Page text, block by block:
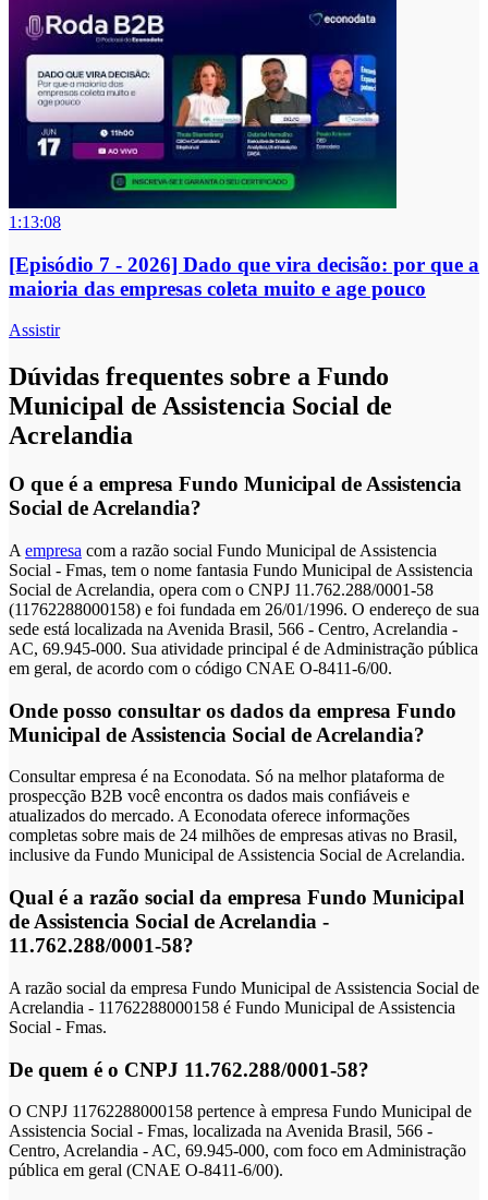
1:13:08
[Episódio 7 - 2026] Dado que vira decisão: por que a
maioria das empresas coleta muito e age pouco
Assistir
Dúvidas frequentes sobre a Fundo
Municipal de Assistencia Social de
Acrelandia
O que é a empresa Fundo Municipal de Assistencia
Social de Acrelandia?
A empresa com a razão social Fundo Municipal de Assistencia
Social - Fmas, tem o nome fantasia Fundo Municipal de Assistencia
Social de Acrelandia, opera com o CNPJ 11.762.288/0001-58
(11762288000158) e foi fundada em 26/01/1996. O endereço de sua
sede está localizada na Avenida Brasil, 566 - Centro, Acrelandia -
AC, 69.945-000. Sua atividade principal é de Administração pública
em geral, de acordo com o código CNAE O-8411-6/00.
Onde posso consultar os dados da empresa Fundo
Municipal de Assistencia Social de Acrelandia?
Consultar empresa é na Econodata. Só na melhor plataforma de
prospecção B2B você encontra os dados mais confiáveis e
atualizados do mercado. A Econodata oferece informações
completas sobre mais de 24 milhões de empresas ativas no Brasil,
inclusive da Fundo Municipal de Assistencia Social de Acrelandia.
Qual é a razão social da empresa Fundo Municipal
de Assistencia Social de Acrelandia -
11.762.288/0001-58?
A razão social da empresa Fundo Municipal de Assistencia Social de
Acrelandia - 11762288000158 é Fundo Municipal de Assistencia
Social - Fmas.
De quem é o CNPJ 11.762.288/0001-58?
O CNPJ 11762288000158 pertence à empresa Fundo Municipal de
Assistencia Social - Fmas, localizada na Avenida Brasil, 566 -
Centro, Acrelandia - AC, 69.945-000, com foco em Administração
pública em geral (CNAE O-8411-6/00).